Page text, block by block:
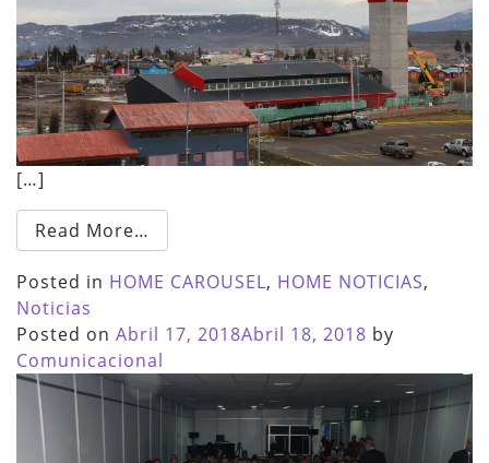
[…]
Read More…
Posted in HOME CAROUSEL, HOME NOTICIAS,
Noticias
Posted on Abril 17, 2018Abril 18, 2018 by
Comunicacional